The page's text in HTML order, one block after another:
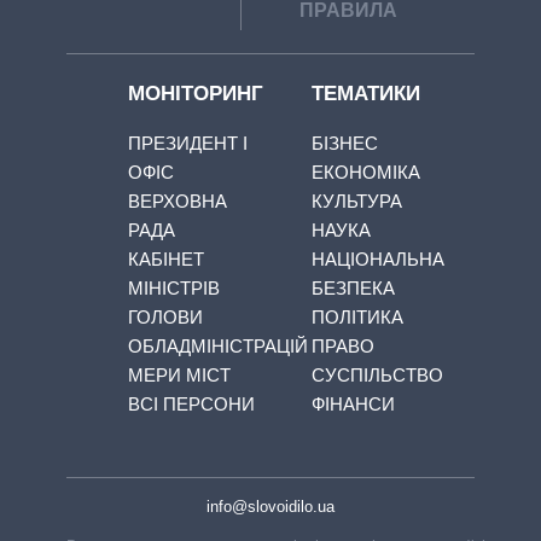
ПРАВИЛА
МОНІТОРИНГ
ПРЕЗИДЕНТ І
ОФІС
ВЕРХОВНА
РАДА
КАБІНЕТ
МІНІСТРІВ
ГОЛОВИ
ОБЛАДМІНІСТРАЦІЙ
МЕРИ МІСТ
ВСІ ПЕРСОНИ
ТЕМАТИКИ
БІЗНЕС
ЕКОНОМІКА
КУЛЬТУРА
НАУКА
НАЦІОНАЛЬНА
БЕЗПЕКА
ПОЛІТИКА
ПРАВО
СУСПІЛЬСТВО
ФІНАНСИ
info@slovoidilo.ua